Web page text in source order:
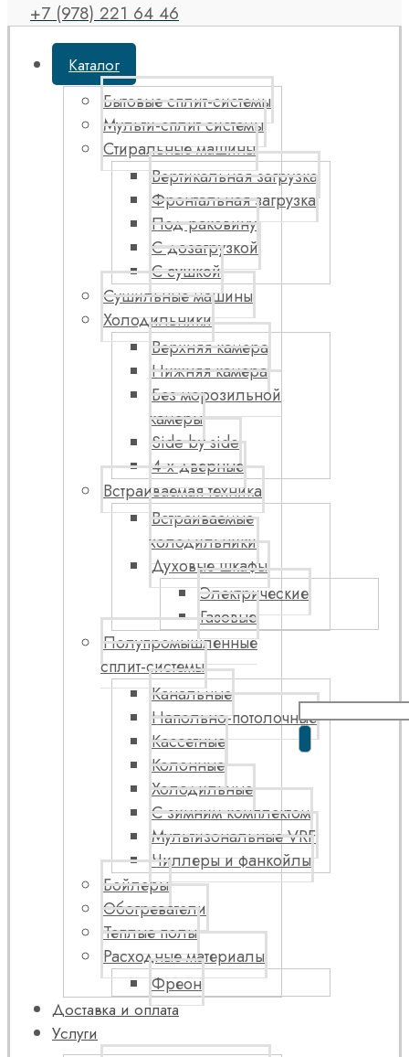
+7 (978) 221 64 46
Каталог
Бытовые сплит-системы
Мульти-сплит системы
Стиральные машины
Вертикальная загрузка
Фронтальная загрузка
Под раковину
С дозагрузкой
С сушкой
Сушильные машины
Холодильники
Верхняя камера
Нижняя камера
Без морозильной
камеры
Side by side
4-х дверные
Встраиваемая техника
Встраиваемые
холодильники
Духовые шкафы
Электрические
Газовые
Полупромышленные
сплит-системы
Канальные
Напольно-потолочные
Кассетные
Колонные
Холодильные
С зимним комплектом
Мультизональные VRF
Чиллеры и фанкойлы
Бойлеры
Обогреватели
Теплые полы
Расходные материалы
Фреон
Доставка и оплата
Услуги